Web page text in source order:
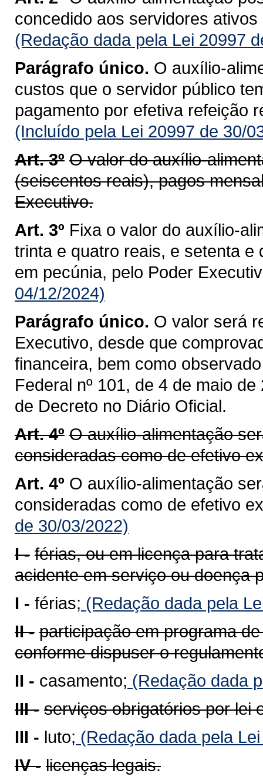
concedido aos servidores
(Redação dada pela Lei 20997
Parágrafo único. O auxílio-
custos que o servidor público
pagamento por efetiva refeição
(Incluído pela Lei 20997 de 30/
Art. 3º O valor do auxílio-
(seiscentos reais), pagos
Executivo.
Art. 3º Fixa o valor do auxílio-
trinta e quatro reais, e setenta
em pecúnia, pelo Poder
04/12/2024)
Parágrafo único. O valor será
Executivo, desde que
financeira, bem como
Federal nº 101, de 4 de maio
de Decreto no Diário Oficial.
Art. 4º O auxílio-alimentação
consideradas como de efetivo
Art. 4º O auxílio-alimentação
consideradas como de efetivo
de 30/03/2022)
I - férias, ou em licença para
acidente em serviço ou doença
I - férias; (Redação dada pela
II - participação em programa
conforme dispuser o
II - casamento; (Redação dada
III - serviços obrigatórios por lei
III - luto; (Redação dada pela
IV - licenças legais.